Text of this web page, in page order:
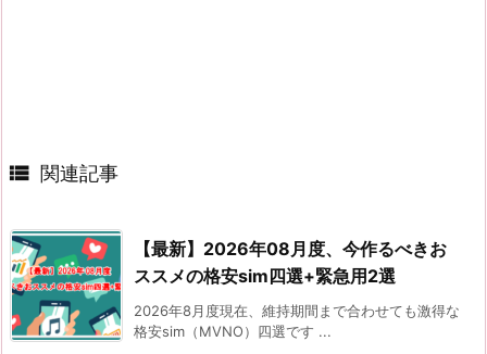
 関連記事
【最新】2026年08月度、今作るべきお
ススメの格安sim四選+緊急用2選
2026年8月度現在、維持期間まで合わせても激得な
格安sim（MVNO）四選です ...